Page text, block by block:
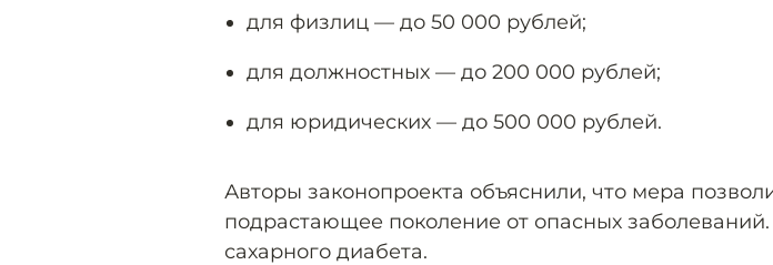
для физлиц — до 50 000 рублей;
для должностных — до 200 000 рублей;
для юридических — до 500 000 рублей.
Авторы законопроекта объяснили, что мера
подрастающее поколение от опасных
сахарного диабета.